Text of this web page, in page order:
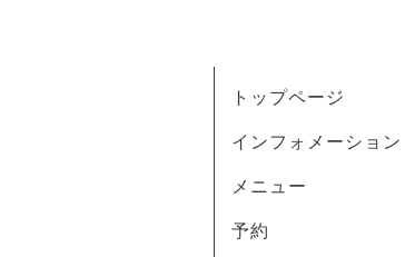
トップページ
インフォメーション
メニュー
予約